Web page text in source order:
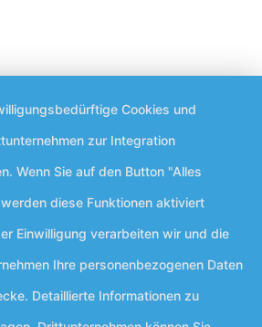
Cookies und
zur Integration
Wenn Sie auf den Button "Alles
diese Funktionen aktiviert
Einwilligung verarbeiten wir und die
Ihre personenbezogenen Daten
Detaillierte Informationen zu